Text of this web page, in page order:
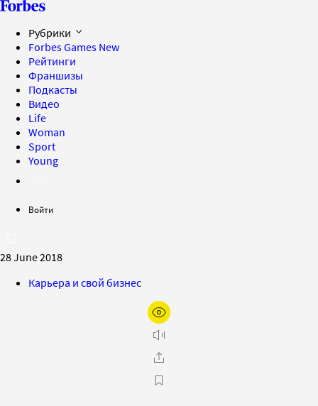
Рубрики
Forbes Games New
Рейтинги
Франшизы
Подкасты
Видео
Life
Woman
Sport
Young
Войти
28 June 2018
Карьера и свой бизнес